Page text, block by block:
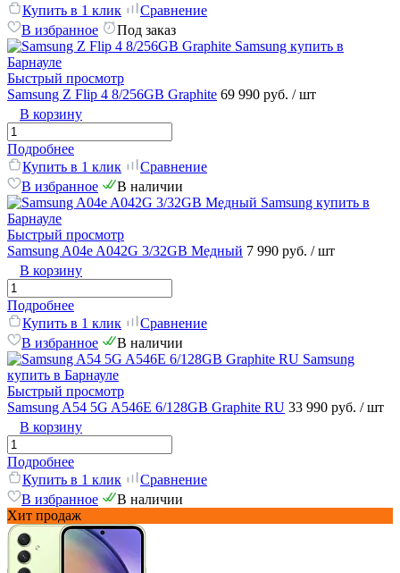
Купить в 1 клик
Сравнение
В избранное
Под заказ
Быстрый просмотр
Samsung Z Flip 4 8/256GB Graphite 69 990 руб. / шт
В корзину
Подробнее
Купить в 1 клик
Сравнение
В избранное
В наличии
Быстрый просмотр
Samsung A04e A042G 3/32GB Медный 7 990 руб. / шт
В корзину
Подробнее
Купить в 1 клик
Сравнение
В избранное
В наличии
Быстрый просмотр
Samsung A54 5G A546E 6/128GB Graphite RU 33 990 руб. / шт
В корзину
Подробнее
Купить в 1 клик
Сравнение
В избранное
В наличии
Хит продаж